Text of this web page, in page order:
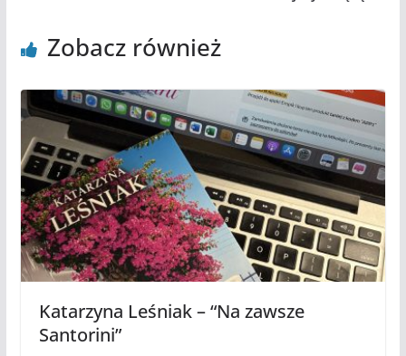
Zobacz również
Katarzyna Leśniak – “Na zawsze
Santorini”